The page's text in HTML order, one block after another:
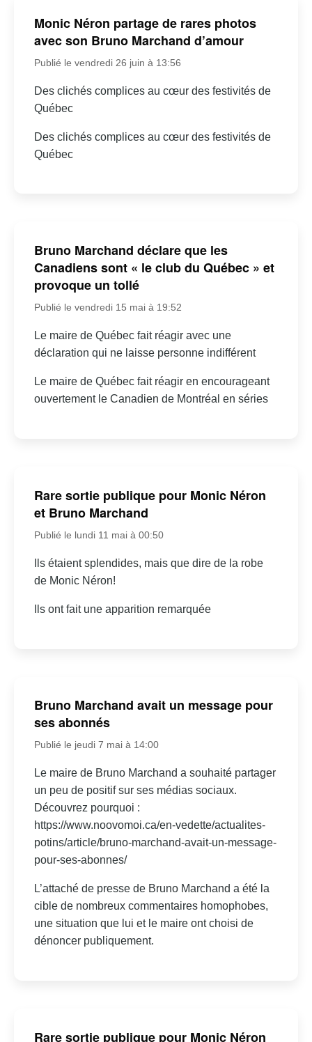
Monic Néron partage de rares photos
avec son Bruno Marchand d’amour
Publié le vendredi 26 juin à 13:56
Des clichés complices au cœur des festivités de
Québec
Des clichés complices au cœur des festivités de
Québec
Bruno Marchand déclare que les
Canadiens sont « le club du Québec » et
provoque un tollé
Publié le vendredi 15 mai à 19:52
Le maire de Québec fait réagir avec une
déclaration qui ne laisse personne indifférent
Le maire de Québec fait réagir en encourageant
ouvertement le Canadien de Montréal en séries
Rare sortie publique pour Monic Néron
et Bruno Marchand
Publié le lundi 11 mai à 00:50
Ils étaient splendides, mais que dire de la robe
de Monic Néron!
Ils ont fait une apparition remarquée
Bruno Marchand avait un message pour
ses abonnés
Publié le jeudi 7 mai à 14:00
Le maire de Bruno Marchand a souhaité partager
un peu de positif sur ses médias sociaux.
Découvrez pourquoi :
https://www.noovomoi.ca/en-vedette/actualites-
potins/article/bruno-marchand-avait-un-message-
pour-ses-abonnes/
L’attaché de presse de Bruno Marchand a été la
cible de nombreux commentaires homophobes,
une situation que lui et le maire ont choisi de
dénoncer publiquement.
Rare sortie publique pour Monic Néron